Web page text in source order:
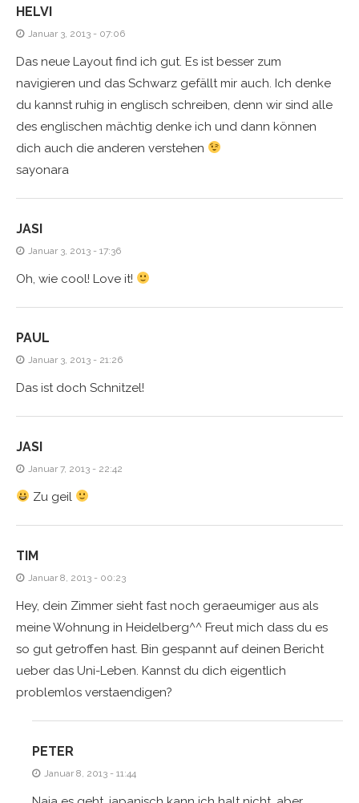
HELVI
Januar 3, 2013 - 07:06
Das neue Layout find ich gut. Es ist besser zum
navigieren und das Schwarz gefällt mir auch. Ich denke
du kannst ruhig in englisch schreiben, denn wir sind alle
des englischen mächtig denke ich und dann können
dich auch die anderen verstehen
sayonara
JASI
Januar 3, 2013 - 17:36
Oh, wie cool! Love it!
PAUL
Januar 3, 2013 - 21:26
Das ist doch Schnitzel!
JASI
Januar 7, 2013 - 22:42
Zu geil
TIM
Januar 8, 2013 - 00:23
Hey, dein Zimmer sieht fast noch geraeumiger aus als
meine Wohnung in Heidelberg^^ Freut mich dass du es
so gut getroffen hast. Bin gespannt auf deinen Bericht
ueber das Uni-Leben. Kannst du dich eigentlich
problemlos verstaendigen?
PETER
Januar 8, 2013 - 11:44